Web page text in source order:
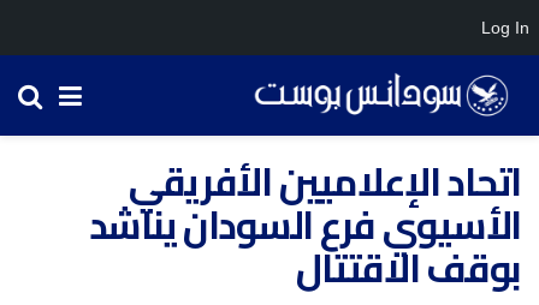
اتحاد الإعلاميين الأفريقي
الأسيوي فرع السودان يناشد
بوقف الاقتتال
Log In